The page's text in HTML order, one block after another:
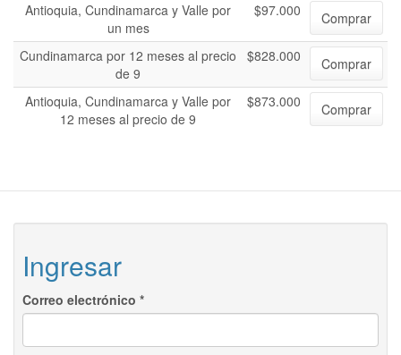
Antioquia, Cundinamarca y Valle por
un mes
$97.000 Comprar
Cundinamarca por 12 meses al precio
de 9
$828.000 Comprar
Antioquia, Cundinamarca y Valle por
12 meses al precio de 9
$873.000 Comprar
Ingresar
Correo electrónico *